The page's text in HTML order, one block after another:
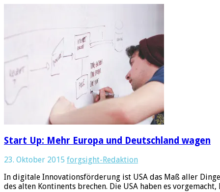
Start Up: Mehr Europa und Deutschland wagen
23. Oktober 2015 forgsight-Redaktion
In digitale Innovationsförderung ist USA das Maß aller
des alten Kontinents brechen. Die USA haben es